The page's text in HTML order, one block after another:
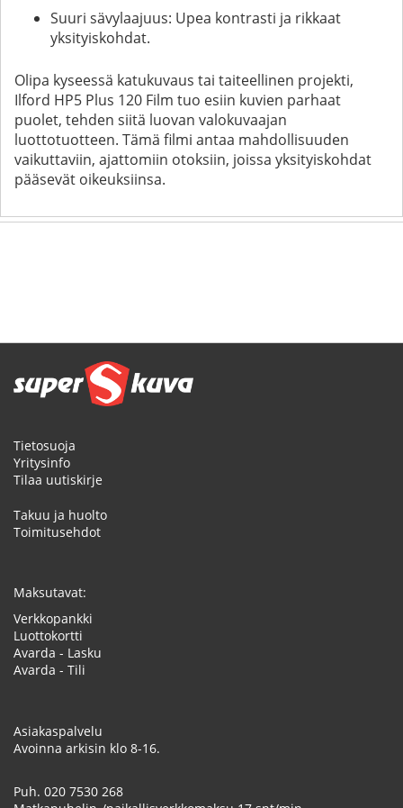
Suuri sävylaajuus: Upea kontrasti ja rikkaat
yksityiskohdat.
Olipa kyseessä katukuvaus tai taiteellinen projekti,
Ilford HP5 Plus 120 Film tuo esiin kuvien parhaat
puolet, tehden siitä luovan valokuvaajan
luottotuotteen. Tämä filmi antaa mahdollisuuden
vaikuttaviin, ajattomiin otoksiin, joissa yksityiskohdat
pääsevät oikeuksiinsa.
Tietosuoja
Yritysinfo
Tilaa uutiskirje
Takuu ja huolto
Toimitusehdot
Maksutavat:
Verkkopankki
Luottokortti
Avarda - Lasku
Avarda - Tili
Asiakaspalvelu
Avoinna arkisin klo 8-16.
Puh. 020 7530 268